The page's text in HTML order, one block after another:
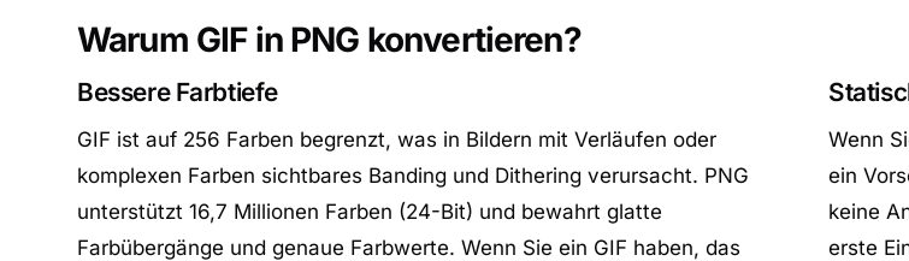
Warum GIF in PNG konvertieren?
Bessere Farbtiefe
GIF ist auf 256 Farben begrenzt, was in Bildern mit Verläufen oder
komplexen Farben sichtbares Banding und Dithering verursacht. PNG
unterstützt 16,7 Millionen Farben (24-Bit) und bewahrt glatte
Farbübergänge und genaue Farbwerte. Wenn Sie ein GIF haben, das
Wenn
ein
keine
erste